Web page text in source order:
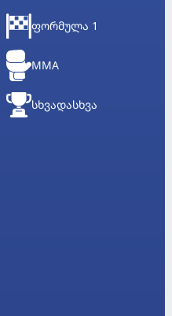
ᲤᲝᲠᲛᲣᲚᲐ 1
MMA
ᲡᲮᲕᲐᲓᲐᲡᲮᲕᲐ